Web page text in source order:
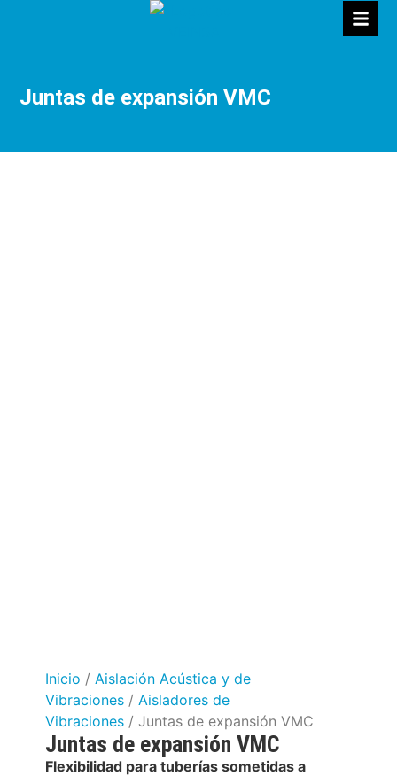
Juntas de expansión VMC
Inicio /Aislación Acústica y de
Vibraciones /Aisladores de
Vibraciones / Juntas de expansión VMC
Juntas de expansión VMC
Flexibilidad para tuberías sometidas a